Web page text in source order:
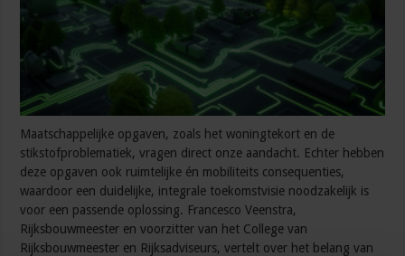
Maatschappelijke opgaven, zoals het woningtekort en de
stikstofproblematiek, vragen direct onze aandacht. Echter hebben
deze opgaven ook ruimtelijke én mobiliteits consequenties,
waardoor een duidelijke, integrale toekomstvisie noodzakelijk is
voor een passende oplossing. Francesco Veenstra,
Rijksbouwmeester en voorzitter van het College van
Rijksbouwmeester en Rijksadviseurs, vertelt over het belang van